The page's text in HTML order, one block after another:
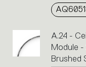
A.24 -
Module -
Brushed